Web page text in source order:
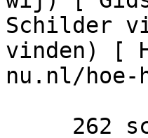
Schilder
vinden) [
nu.nl/hoe-